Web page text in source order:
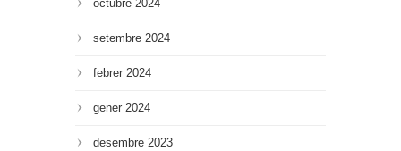
octubre 2024
setembre 2024
febrer 2024
gener 2024
desembre 2023